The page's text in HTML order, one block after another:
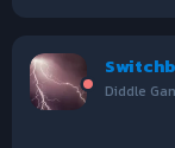
Diddle